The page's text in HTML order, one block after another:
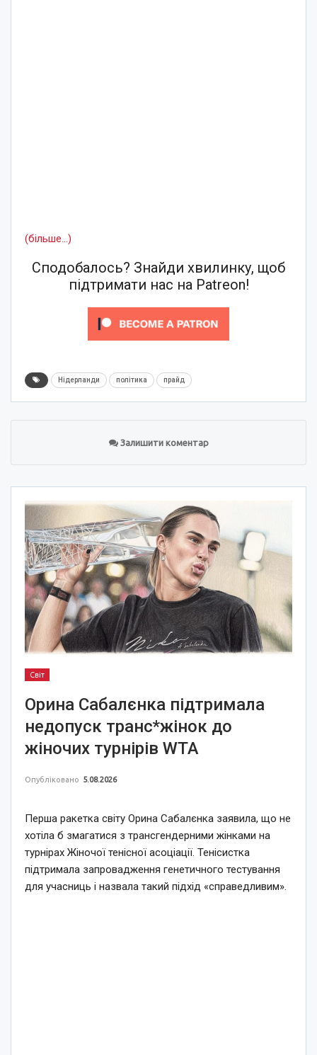
(більше…)
Сподобалось? Знайди хвилинку, щоб
підтримати нас на Patreon!
Нідерланди політика прайд
Залишити коментар
Світ
Орина Сабалєнка підтримала
недопуск транс*жінок до
жіночих турнірів WTA
Опубліковано 5.08.2026
Перша ракетка світу Орина Сабалєнка заявила, що не
хотіла б змагатися з трансгендерними жінками на
турнірах Жіночої тенісної асоціації. Тенісистка
підтримала запровадження генетичного тестування
для учасниць і назвала такий підхід «справедливим».